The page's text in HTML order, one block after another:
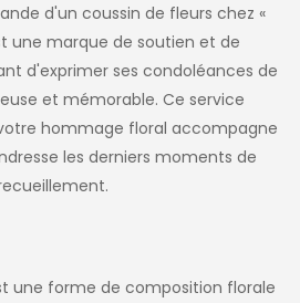
d'un coussin de fleurs chez «
une marque de soutien et de
d'exprimer ses condoléances de
et mémorable. Ce service
hommage floral accompagne
les derniers moments de
une forme de composition florale